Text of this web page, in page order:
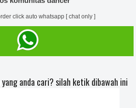
click auto whatsapp [ chat only ]
anda cari? silah ketik dibawah ini